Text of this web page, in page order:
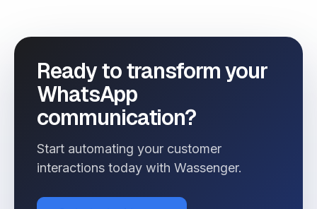
Ready to transform your
WhatsApp
communication?
Start automating your customer
interactions today with Wassenger.